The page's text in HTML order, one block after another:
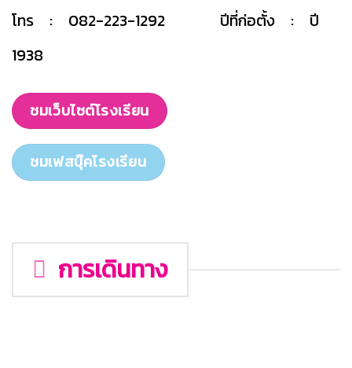
โทร : 082-223-1292 ปีที่ก่อตั้ง : ปี
1938
ชมเว็บไซต์โรงเรียน
ชมเฟสบุ๊คโรงเรียน
การเดินทาง